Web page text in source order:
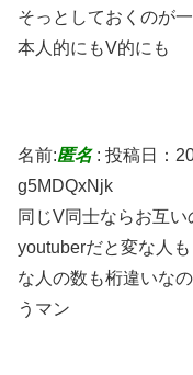
そっとしておくのが
本人的にもV的にも
名前:匿名: 投稿日：
g5MDQxNjk
同じV同士ならお互
youtuberだと変な人
な人の数も桁違いな
うマン